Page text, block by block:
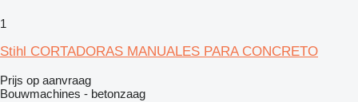
1
Stihl CORTADORAS MANUALES PARA CONCRETO
Prijs op aanvraag
Bouwmachines - betonzaag